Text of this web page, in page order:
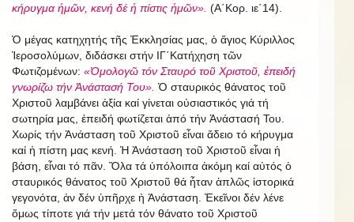
κήρυγμα ἡμῶν, κενή δέ ἡ πίστις ἡμῶν». (Α΄Κορ. ιε΄14).
Ὁ μέγας κατηχητής τῆς Ἐκκλησίας μας, ὁ ἅγιος Κύριλλος
Ἱεροσολύμων, διδάσκει στήν ΙΓ΄Κατήχηση τῶν
Φωτιζομένων: «Ὁμολογῶ τόν Σταυρό τοῦ Χριστοῦ, ἐπειδή
γνωρίζω τήν Ἀνάστασή Του». Ὁ σταυρικός θάνατος τοῦ
Χριστοῦ λαμβάνει ἀξία καί γίνεται οὐσιαστικός γιά τή
σωτηρία μας, ἐπειδή φωτίζεται ἀπό τήν Ἀνάστασή Του.
Χωρίς τήν Ἀνάσταση τοῦ Χριστοῦ εἶναι ἄδειο τό κήρυγμα
καί ἡ πίστη μας κενή. Ἡ Ἀνάσταση τοῦ Χριστοῦ εἶναι ἡ
βάση, εἶναι τό πᾶν. Ὅλα τά ὑπόλοιπα ἀκόμη καί αὐτός ὁ
σταυρικός θάνατος τοῦ Χριστοῦ θά ἦταν ἁπλῶς ἱστορικά
γεγονότα, ἀν δέν ὑπῆρχε ἡ Ἀνάσταση. Ἐκεῖνοι δέν λένε
ὅμως τίποτε γιά τήν μετά τόν θάνατο τοῦ Χριστοῦ